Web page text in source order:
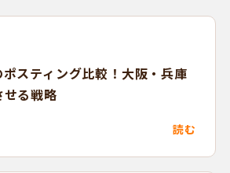
スティング比較！大阪・兵庫
る戦略
読む